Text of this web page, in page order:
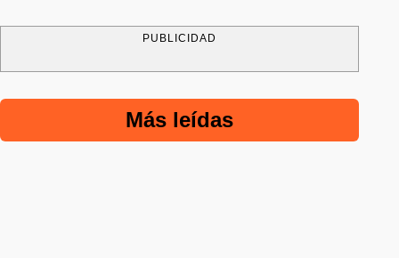
PUBLICIDAD
Más leídas